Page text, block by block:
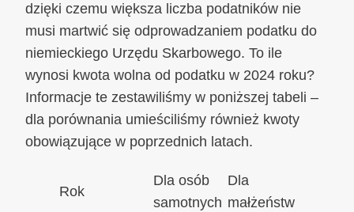
dzięki czemu większa liczba podatników nie
musi martwić się odprowadzaniem podatku do
niemieckiego Urzędu Skarbowego. To ile
wynosi kwota wolna od podatku w 2024 roku?
Informacje te zestawiliśmy w poniższej tabeli –
dla porównania umieściliśmy również kwoty
obowiązujące w poprzednich latach.
Rok
Dla osób
samotnych
Dla
małżeństw